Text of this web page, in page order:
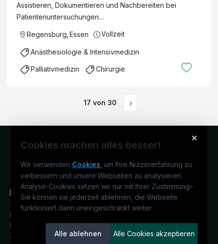
Assistieren, Dokumentieren und Nachbereiten bei
Patientenuntersuchungen…
Regensburg Essen Vollzeit
Anästhesiologie & Intensivmedizin
Palliativmedizin Chirurgie
17 von 30 ›
×
Cookies machen alles besser!
Wir verwenden Cookies , um Ihre Nutzererfahrung zu
verbessern und unsere Webseiten zu analysieren.
Analyse-Cookies setzen wir nur mit Ihrer Zustimmung–
Sie können sie jederzeit ablehnen, die Webseite
funktioniert dann uneingeschränkt weiter
Alle ablehnen Alle Cookies akzeptieren
Deutschlands medizinisches
Karriereportal.Ein Service der
candidatis GmbH.